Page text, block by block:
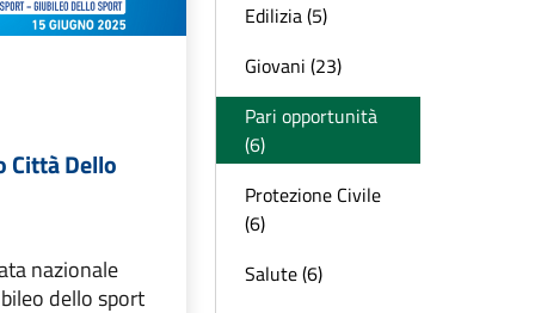
Città Dello
nazionale
dello sport
Edilizia (5)
Giovani (23)
Pari opportunità
(6)
Protezione Civile
(6)
Salute (6)